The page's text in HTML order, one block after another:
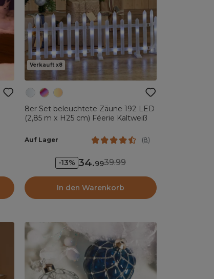
Verkauft x8
8er Set beleuchtete Zäune 192 LED
(2,85 m x H25 cm) Féerie Kaltweiß
Auf Lager (8)
-13% 34.9939.99
In den Warenkorb